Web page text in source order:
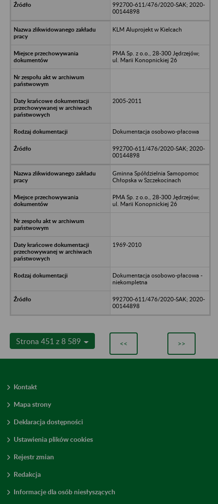
992700-611/476/2020-SAK; 2020-
00144898
KLM Aluprojekt w Kielcach
PMA Sp. z o.o., 28-300 Jędrzejów;
ul. Marii Konopnickiej 26
2005-2011
Dokumentacja osobowo-płacowa
992700-611/476/2020-SAK; 2020-
00144898
Gminna Spółdzielnia Samopomoc
Chłopska w Szczekocinach
PMA Sp. z o.o., 28-300 Jędrzejów;
ul. Marii Konopnickiej 26
1969-2010
Dokumentacja osobowo-płacowa -
niekompletna
992700-611/476/2020-SAK; 2020-
00144898
Strona 451 z 8 589 << >>
Kontakt
Mapa strony
Deklaracja dostępności
Ustawienia plików cookies
Rejestr zmian
Redakcja
Informacje dla osób niesłyszących